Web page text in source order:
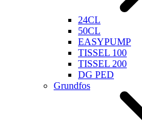
24CL
50CL
EASYPUMP
TISSEL 100
TISSEL 200
DG PED
Grundfos